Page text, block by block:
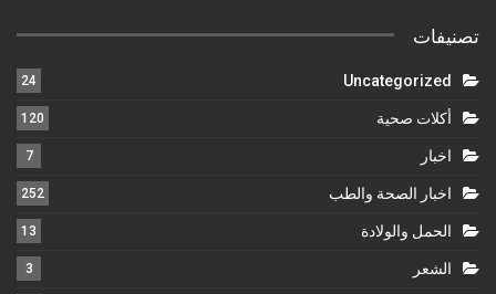
تصنيفات
Uncategorized
24
أكلات صحية 120
اخبار 7
اخبار الصحة والطب 252
الحمل والولادة 13
الشعر 3